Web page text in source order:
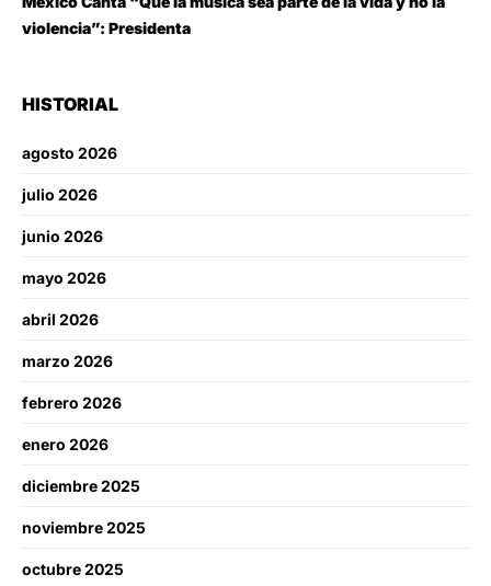
violencia”: Presidenta
HISTORIAL
agosto 2026
julio 2026
junio 2026
mayo 2026
abril 2026
marzo 2026
febrero 2026
enero 2026
diciembre 2025
noviembre 2025
octubre 2025